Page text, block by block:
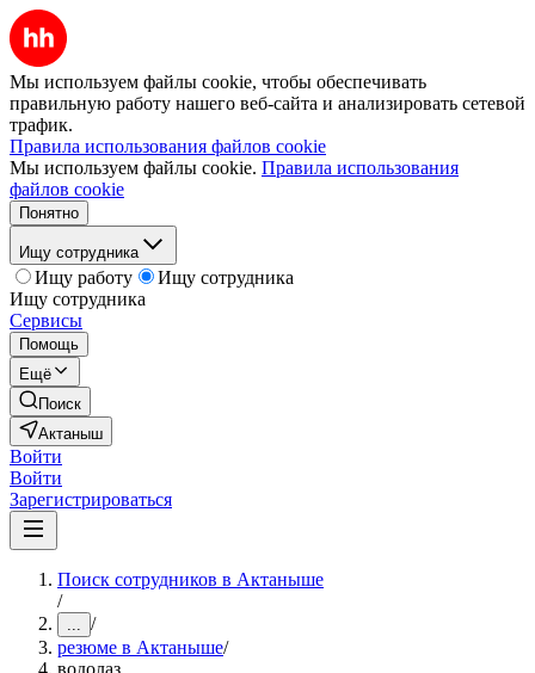
Мы используем файлы cookie, чтобы обеспечивать
правильную работу нашего веб-сайта и анализировать сетевой
трафик.
Правила использования файлов cookie
Мы используем файлы cookie. Правила использования
файлов cookie
Понятно
Ищу сотрудника
Ищу работу
Ищу сотрудника
Ищу сотрудника
Сервисы
Помощь
Ещё
Поиск
Актаныш
Войти
Войти
Зарегистрироваться
Поиск сотрудников в Актаныше
/
... /
резюме в Актаныше/
водолаз